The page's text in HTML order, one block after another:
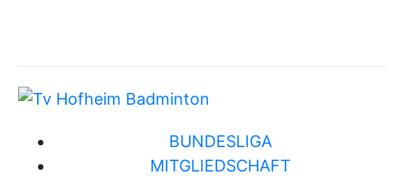
BUNDESLIGA
MITGLIEDSCHAFT